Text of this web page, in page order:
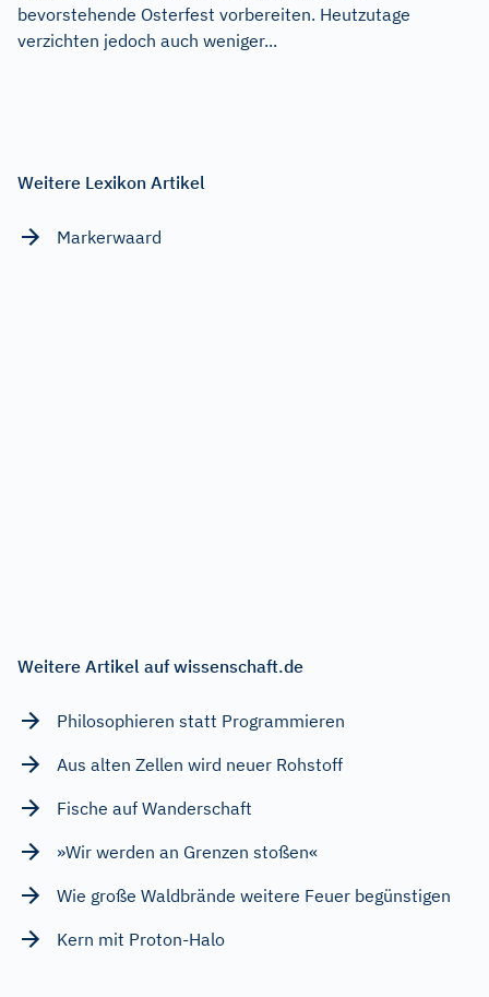
bevorstehende Osterfest vorbereiten. Heutzutage
verzichten jedoch auch weniger...
Weitere Lexikon Artikel
Markerwaard
Weitere Artikel auf wissenschaft.de
Philosophieren statt Programmieren
Aus alten Zellen wird neuer Rohstoff
Fische auf Wanderschaft
»Wir werden an Grenzen stoßen«
Wie große Waldbrände weitere Feuer begünstigen
Kern mit Proton-Halo